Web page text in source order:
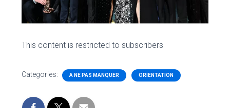
This content is restricted to subscribers
Categories: A NE PAS MANQUER ORIENTATION